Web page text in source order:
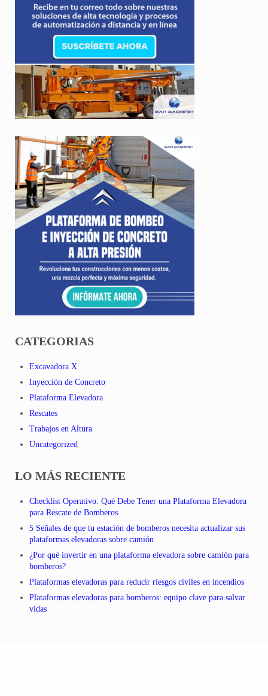
CATEGORIAS
Excavadora X
Inyección de Concreto
Plataforma Elevadora
Rescates
Trabajos en Altura
Uncategorized
LO MÁS RECIENTE
Checklist Operativo: Qué Debe Tener una Plataforma Elevadora
para Rescate de Bomberos
5 Señales de que tu estación de bomberos necesita actualizar sus
plataformas elevadoras sobre camión
¿Por qué invertir en una plataforma elevadora sobre camión para
bomberos?
Plataformas elevadoras para reducir riesgos civiles en incendios
Plataformas elevadoras para bomberos: equipo clave para salvar
vidas